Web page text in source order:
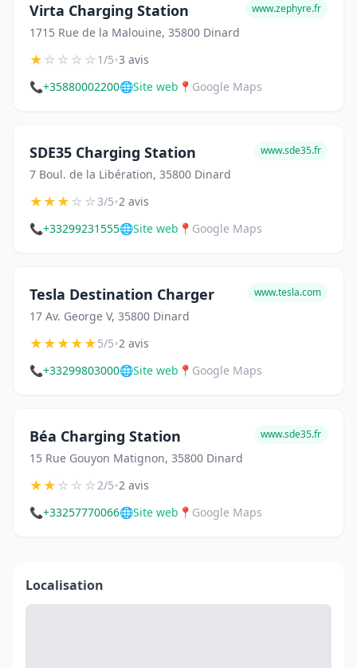
Virta Charging Station
1715 Rue de la Malouine, 35800 Dinard
www.zephyre.fr
★☆☆☆☆1/5•3 avis
📞+35880002200🌐Site web 📍 Google Maps
SDE35 Charging Station
7 Boul. de la Libération, 35800 Dinard
www.sde35.fr
★★★☆☆3/5•2 avis
📞+33299231555🌐Site web 📍 Google Maps
Tesla Destination Charger
17 Av. George V, 35800 Dinard
www.tesla.com
★★★★★5/5•2 avis
📞+33299803000🌐Site web 📍 Google Maps
Béa Charging Station
15 Rue Gouyon Matignon, 35800 Dinard
www.sde35.fr
★★☆☆☆2/5•2 avis
📞+33257770066🌐Site web 📍 Google Maps
Localisation